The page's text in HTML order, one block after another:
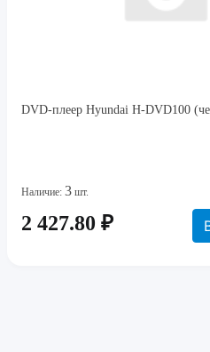
DVD-плеер Hyundai H-DVD100
Наличие: 3шт.
2 427.80 ₽